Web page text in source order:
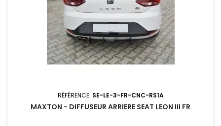
RÉFÉRENCE: SE-LE-3-FR-CNC-RS1A
MAXTON - DIFFUSEUR ARRIERE SEAT LEON III FR